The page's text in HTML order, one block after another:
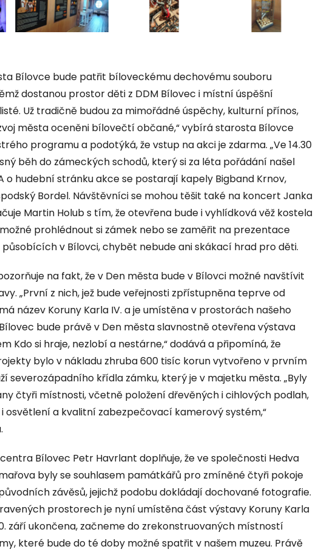
Bílovce bude patřit bíloveckému dechovému souboru
dostanou prostor děti z DDM Bílovec i místní úspěšní
Už tradičně budou za mimořádné úspěchy, kulturní přínos,
města oceněni bílovečtí občané,“ vybírá starosta Bílovce
programu a podotýká, že vstup na akci je zdarma. „Ve 14.30
běh do zámeckých schodů, který si za léta pořádání našel
o hudební stránku akce se postarají kapely Bigband Krnov,
Bordel. Návštěvníci se mohou těšit také na koncert Janka
Martin Holub s tím, že otevřena bude i vyhlídková věž kostela
možné prohlédnout si zámek nebo se zaměřit na prezentace
v Bílovci, chybět nebude ani skákací hrad pro děti.
na fakt, že v Den města bude v Bílovci možné navštívit
„První z nich, jež bude veřejnosti zpřístupněna teprve od
název Koruny Karla IV. a je umístěna v prostorách našeho
Bílovec bude právě v Den města slavnostně otevřena výstava
Kdo si hraje, nezlobí a nestárne,“ dodává a připomíná, že
bylo v nákladu zhruba 600 tisíc korun vytvořeno v prvním
severozápadního křídla zámku, který je v majetku města. „Byly
čtyři místnosti, včetně položení dřevěných i cihlových podlah,
osvětlení a kvalitní zabezpečovací kamerový systém,“
Bílovec Petr Havrlant doplňuje, že ve společnosti Hedva
byly se souhlasem památkářů pro zmíněné čtyři pokoje
závěsů, jejichž podobu dokládají dochované fotografie.
prostorech je nyní umístěna část výstavy Koruny Karla
září ukončena, začneme do zrekonstruovaných místností
které bude do té doby možné spatřit v našem muzeu. Právě